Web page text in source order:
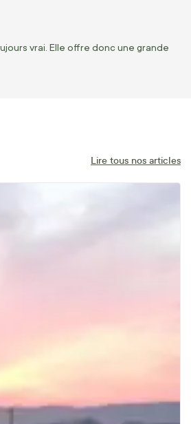
vrai. Elle offre donc une grande
Lire tous nos articles